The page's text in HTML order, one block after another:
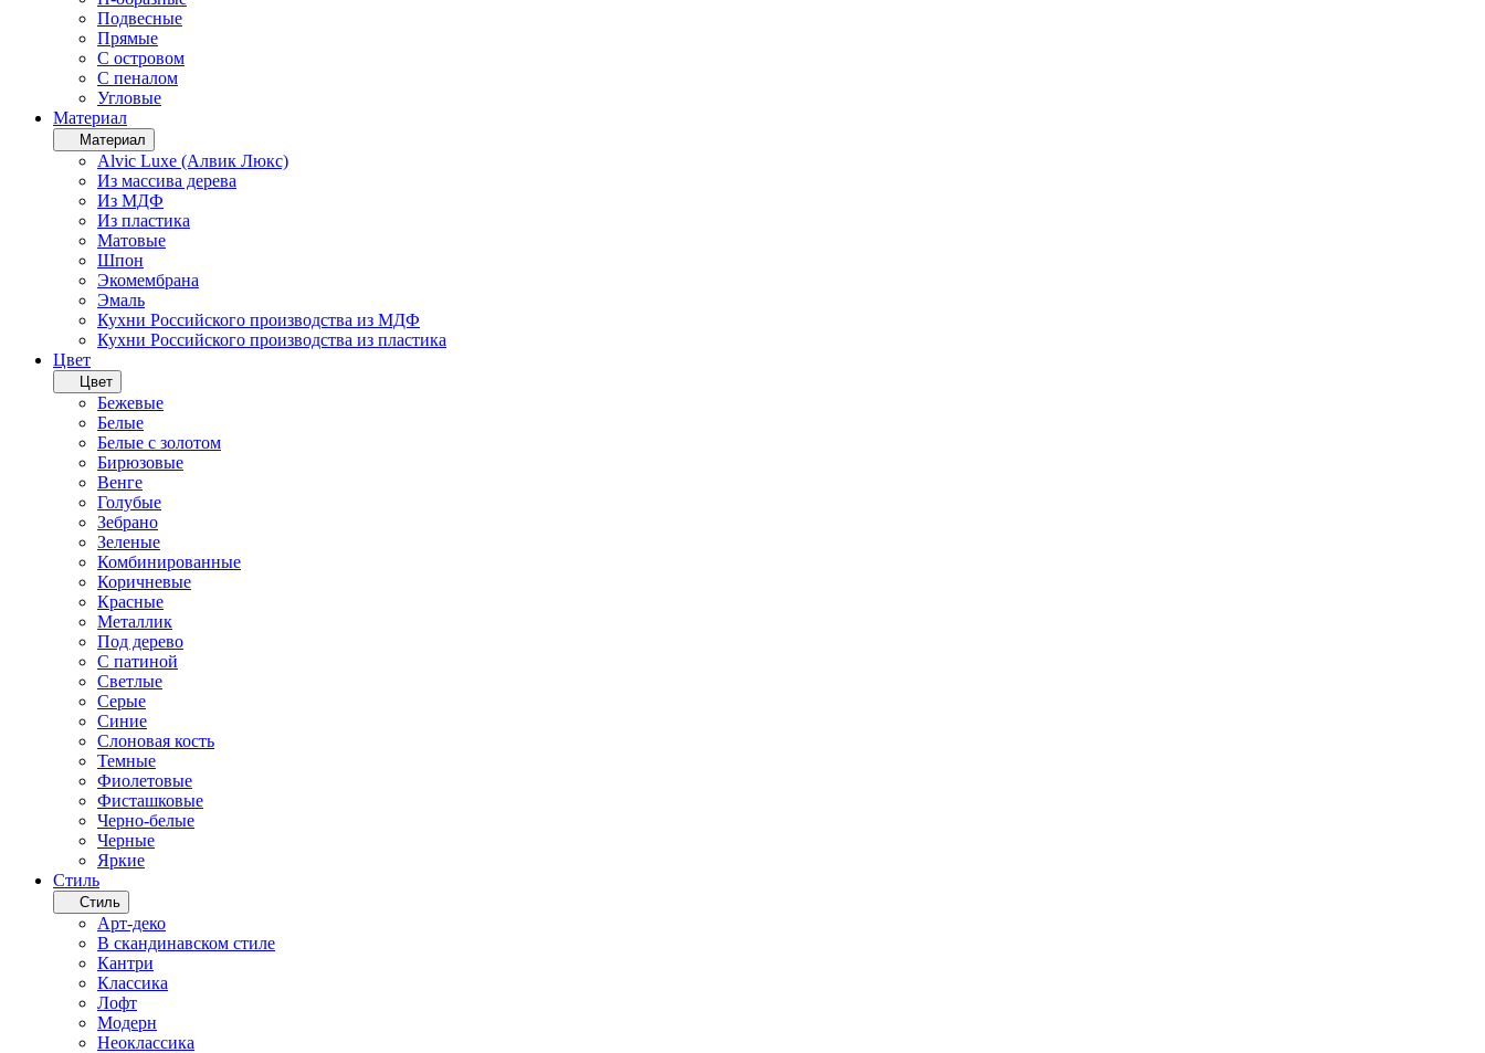
Подвесные
Прямые
С островом
С пеналом
Угловые
Материал
Материал
Alvic Luxe (Алвик Люкс)
Из массива дерева
Из МДФ
Из пластика
Матовые
Шпон
Экомембрана
Эмаль
Кухни Российского производства из МДФ
Кухни Российского производства из пластика
Цвет
Цвет
Бежевые
Белые
Белые с золотом
Бирюзовые
Венге
Голубые
Зебрано
Зеленые
Комбинированные
Коричневые
Красные
Металлик
Под дерево
С патиной
Светлые
Серые
Синие
Слоновая кость
Темные
Фиолетовые
Фисташковые
Черно-белые
Черные
Яркие
Стиль
Стиль
Арт-деко
В скандинавском стиле
Кантри
Классика
Лофт
Модерн
Неоклассика